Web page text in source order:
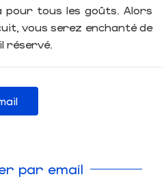
tous les goûts. Alors
vous serez enchanté de
réservé.
par email